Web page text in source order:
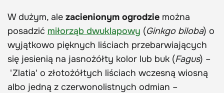
W dużym, ale zacienionym ogrodzie można
posadzić miłorząb dwuklapowy (Ginkgo biloba) o
wyjątkowo pięknych liściach przebarwiających
się jesienią na jasnożółty kolor lub buk (Fagus) –
'Zlatia' o złotożółtych liściach wczesną wiosną
albo jedną z czerwonolistnych odmian –